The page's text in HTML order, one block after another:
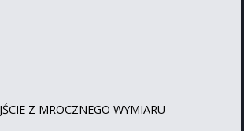
Z MROCZNEGO WYMIARU